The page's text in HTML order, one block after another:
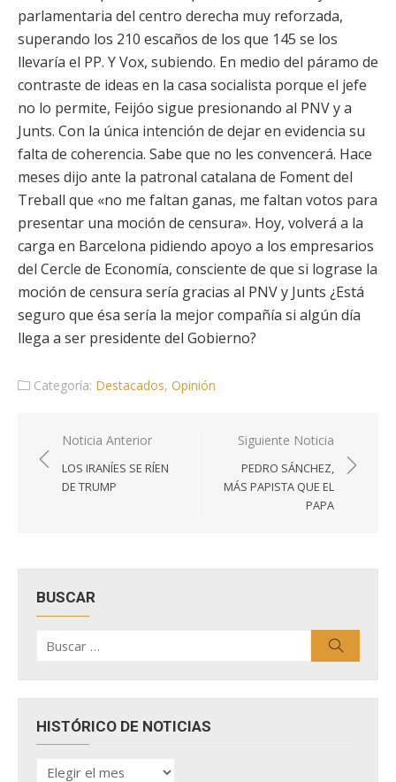
parlamentaria del centro derecha muy reforzada,
superando los 210 escaños de los que 145 se los
llevaría el PP. Y Vox, subiendo. En medio del páramo de
contraste de ideas en la casa socialista porque el jefe
no lo permite, Feijóo sigue presionando al PNV y a
Junts. Con la única intención de dejar en evidencia su
falta de coherencia. Sabe que no les convencerá. Hace
meses dijo ante la patronal catalana de Foment del
Treball que «no me faltan ganas, me faltan votos para
presentar una moción de censura». Hoy, volverá a la
carga en Barcelona pidiendo apoyo a los empresarios
del Cercle de Economía, consciente de que si lograse la
moción de censura sería gracias al PNV y Junts ¿Está
seguro que ésa sería la mejor compañía si algún día
llega a ser presidente del Gobierno?
Categoría: Destacados, Opinión
Navegación
de
entradas
Noticia Anterior
LOS IRANÍES SE RÍEN
DE TRUMP
Siguiente Noticia
PEDRO SÁNCHEZ,
MÁS PAPISTA QUE EL
PAPA
BUSCAR
por:
HISTÓRICO DE NOTICIAS
HISTÓRICO
DE